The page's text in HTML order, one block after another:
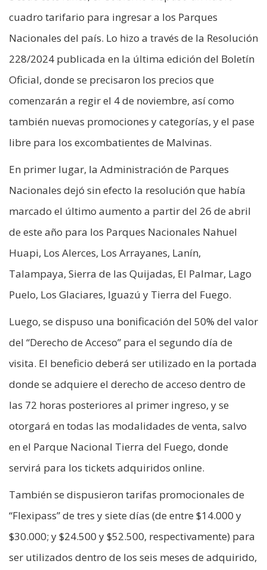
cuadro tarifario para ingresar a los Parques
Nacionales del país. Lo hizo a través de la Resolución
228/2024 publicada en la última edición del Boletín
Oficial, donde se precisaron los precios que
comenzarán a regir el 4 de noviembre, así como
también nuevas promociones y categorías, y el pase
libre para los excombatientes de Malvinas.
En primer lugar, la Administración de Parques
Nacionales dejó sin efecto la resolución que había
marcado el último aumento a partir del 26 de abril
de este año para los Parques Nacionales Nahuel
Huapi, Los Alerces, Los Arrayanes, Lanín,
Talampaya, Sierra de las Quijadas, El Palmar, Lago
Puelo, Los Glaciares, Iguazú y Tierra del Fuego.
Luego, se dispuso una bonificación del 50% del valor
del “Derecho de Acceso” para el segundo día de
visita. El beneficio deberá ser utilizado en la portada
donde se adquiere el derecho de acceso dentro de
las 72 horas posteriores al primer ingreso, y se
otorgará en todas las modalidades de venta, salvo
en el Parque Nacional Tierra del Fuego, donde
servirá para los tickets adquiridos online.
También se dispusieron tarifas promocionales de
“Flexipass” de tres y siete días (de entre $14.000 y
$30.000; y $24.500 y $52.500, respectivamente) para
ser utilizados dentro de los seis meses de adquirido,